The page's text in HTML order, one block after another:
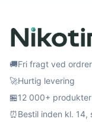
🚚Fri fragt ved
🚀Hurtig levering
🏪12 000+
⏰Bestil inden kl. 14,